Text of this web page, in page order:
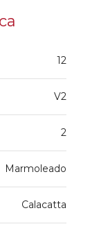
12
V2
2
Marmoleado
Calacatta